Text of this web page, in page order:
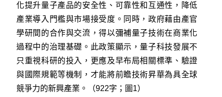
化提升量子產品的安全性、可靠性和互通性，降低
產業導入門檻與市場接受度。同時，政府藉由產官
學研間的合作與交流，得以彌補量子技術在商業化
過程中的治理基礎。此政策顯示，量子科技發展不
只重視科研的投入，更應及早布局相關標準、驗證
與國際規範等機制，才能將前瞻技術昇華為具全球
競爭力的新興產業。（922字；圖1）